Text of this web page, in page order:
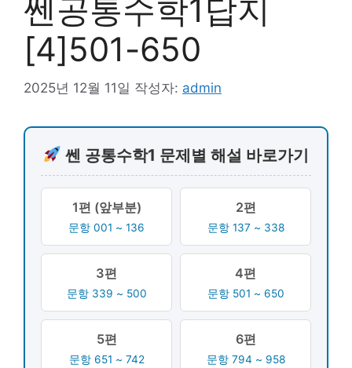
쎈공통수학1답지
[4]501-650
2025년 12월 11일 작성자: admin
쎈 공통수학1 문제별 해설 바로가기
1편 (앞부분)
문항 001 ~ 136
2편
문항 137 ~ 338
3편
문항 339 ~ 500
4편
문항 501 ~ 650
5편
문항 651 ~ 742
6편
문항 794 ~ 958